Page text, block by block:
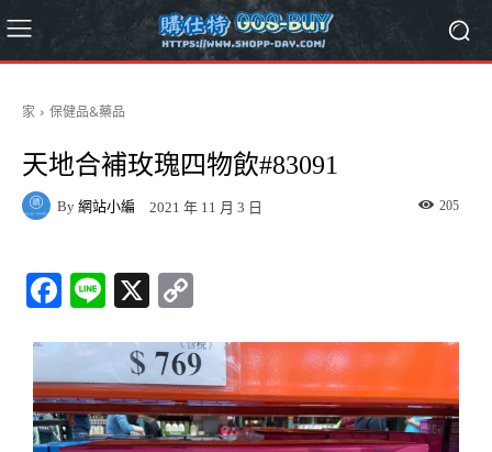
家 保健品&藥品
天地合補玫瑰四物飲#83091
By 網站小編 2021 年 11 月 3 日 205
Fa
bo
ok
Li
X
y
Li
nk